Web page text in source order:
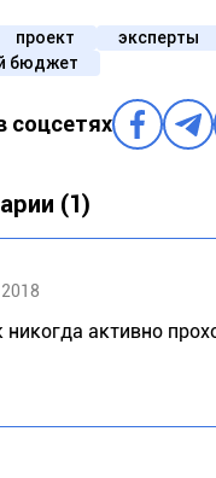
проект эксперты
бюджет
соцсетях
(1)
никогда активно